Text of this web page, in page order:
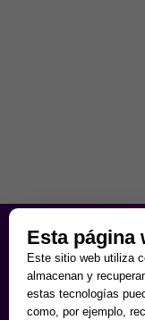
Esta página
Este sitio web utiliza
almacenan y
estas tecnologías
como, por ejemplo,